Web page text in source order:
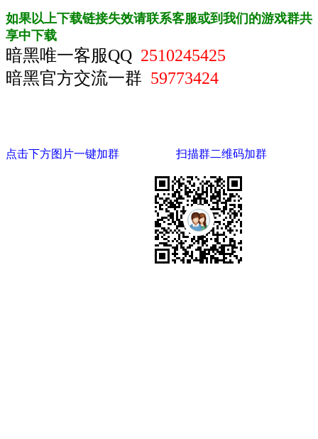
如果以上下载链接失效请联系客服或到我们的游戏群共
享中下载
暗黑唯一客服QQ 2510245425
暗黑官方交流一群 59773424
点击下方图片一键加群 扫描群二维码加群